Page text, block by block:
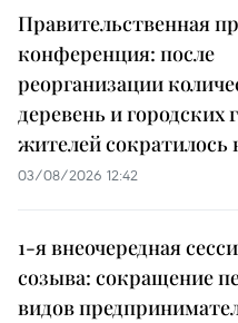
Правительственная
конференция: после
реорганизации
деревень и городских
жителей сократилось
03/08/2026 12:42
1-я внеочередная
созыва: сокращение
видов